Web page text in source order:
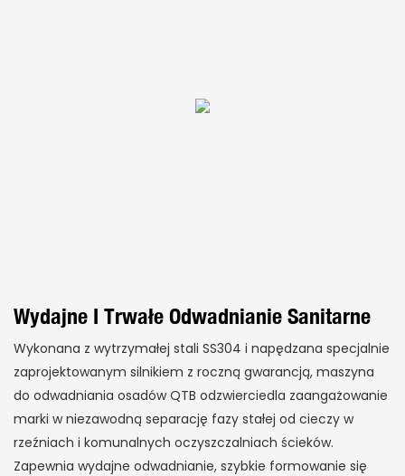
Wydajne I Trwałe Odwadnianie Sanitarne
Wykonana z wytrzymałej stali SS304 i napędzana specjalnie
zaprojektowanym silnikiem z roczną gwarancją, maszyna
do odwadniania osadów QTB odzwierciedla zaangażowanie
marki w niezawodną separację fazy stałej od cieczy w
rzeźniach i komunalnych oczyszczalniach ścieków.
Zapewnia wydajne odwadnianie, szybkie formowanie się